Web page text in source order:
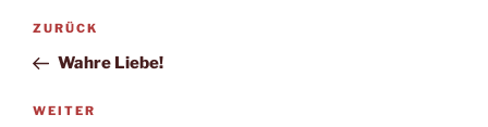
Beitragsnavigation
Vorheriger
Beitrag
ZURÜCK
Wahre Liebe!
Nächster
WEITER